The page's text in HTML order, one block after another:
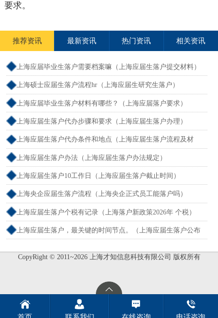
要求。
推荐资讯 最新资讯 热门资讯 相关资讯
上海应届毕业生落户需要档案嘛（上海应届生落户提交材料）
上海硕士应届生落户流程hr（上海应届生研究生落户）
上海应届毕业生落户材料有哪些？（上海应届落户要求）
上海应届生落户代办步骤和要求（上海应届生落户办理）
上海应届生落户代办条件和地点（上海应届生落户流程及材
料）
上海应届生落户办法（上海应届生落户办法规定）
上海应届生落户10工作日（上海应届生落户截止时间）
上海央企应届生落户流程（上海央企正式员工能落户吗）
上海应届生落户个税有记录（上海落户新政策2026年 个税）
上海应届生落户，最关键的时间节点。（上海应届生落户公布
CopyRight © 2011~2026 上海才知信息科技有限公司 版权所有